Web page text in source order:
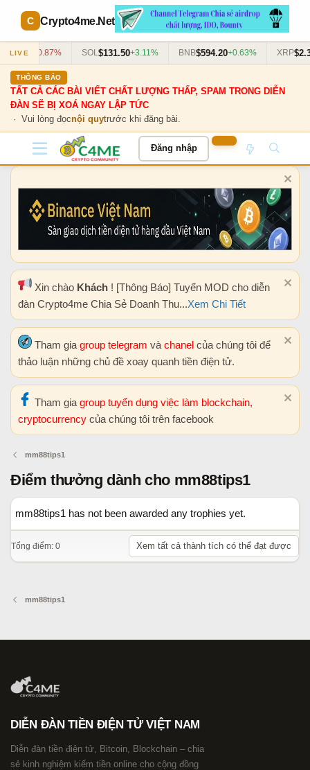
Crypto4me.Net
LIVE
$1,926 -0.87% SOL$131.50+3.11% BNB $594.20+0.63% XRP
THÔNG BÁO
TẤT CẢ CÁC BÀI VIẾT CHẤT LƯỢNG THẤP, SPAM TRONG DIỄN
ĐÀN SẼ BỊ XOÁ NGAY LẬP TỨC
· Vui lòng đọcnội quytrước khi đăng bài.
Đăng nhập
Xin chào Khách ! [Thông Báo] Tuyển MOD cho diễn
đàn Crypto4me Chia Sẻ Doanh Thu...Xem Chi Tiết
Tham gia group telegram và chanel của chúng tôi để
thảo luận những chủ đề xoay quanh tiền điện tử.
Tham gia group tuyển dụng việc làm blockchain,
cryptocurrency của chúng tôi trên facebook
mm88tips1
Điểm thưởng dành cho mm88tips1
mm88tips1 has not been awarded any trophies yet.
Tổng điểm: 0 Xem tất cả thành tích có thể đạt được
mm88tips1
DIỄN ĐÀN TIỀN ĐIỆN TỬ VIỆT NAM
Diễn đàn tiền điện tử, Bitcoin, Blockchain – chia
sẻ kinh nghiệm kiếm tiền online cho cộng đồng